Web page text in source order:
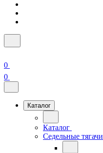
0
0
Каталог
Каталог
Седельные тягачи